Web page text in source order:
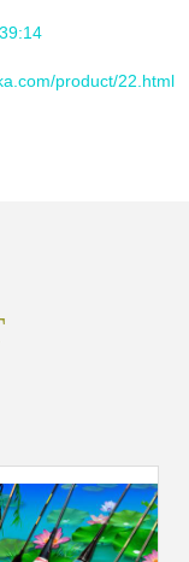
product/22.html